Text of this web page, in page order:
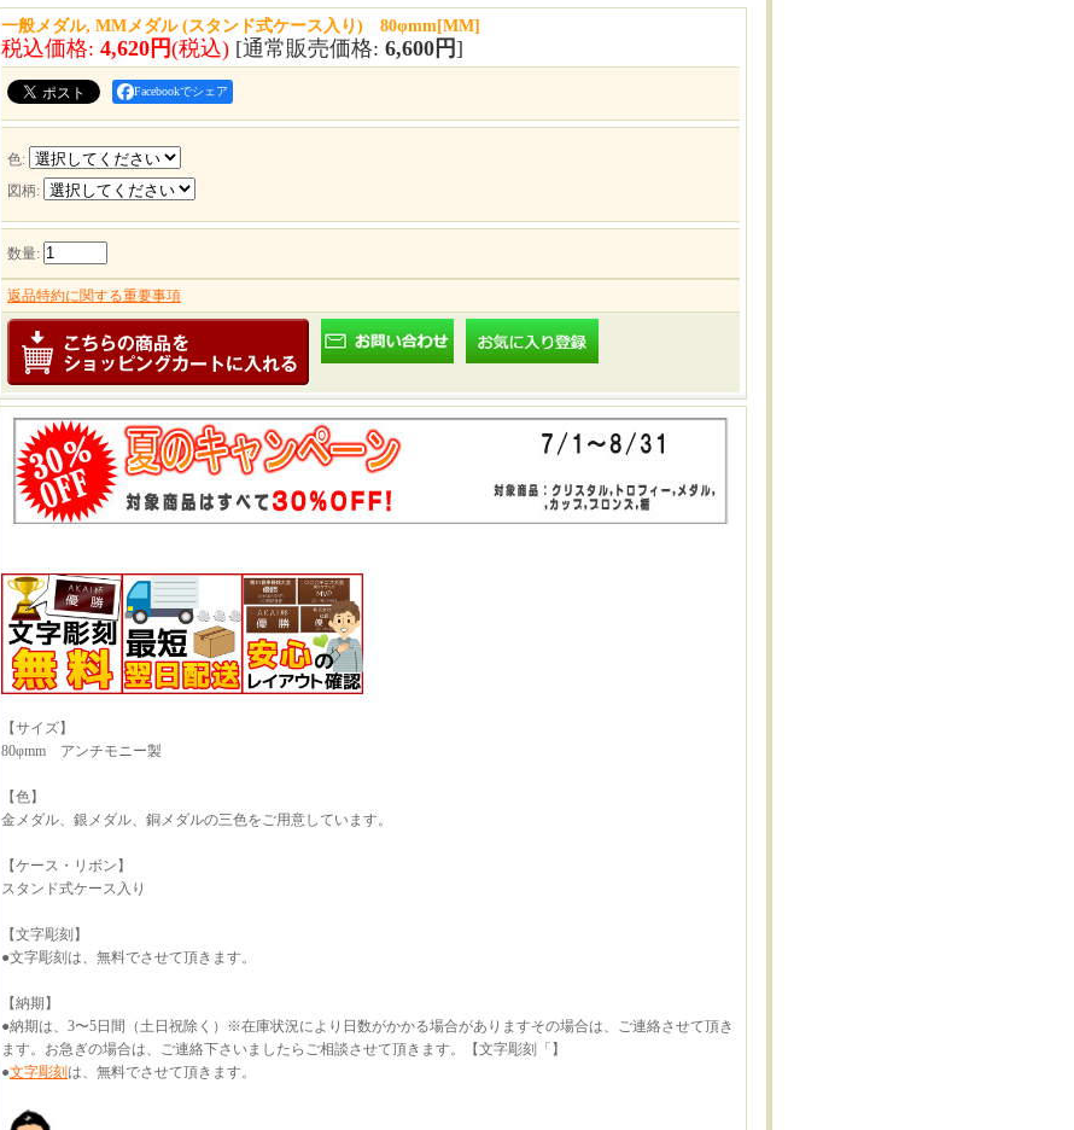
一般メダル, MMメダル (スタンド式ケース入り) 80φmm[MM]
税込価格: 4,620円(税込) [通常販売価格: 6,600円]
Facebookでシェア
色:
図柄:
数量:
返品特約に関する重要事項
【サイズ】
80φmm アンチモニー製
【色】
金メダル、銀メダル、銅メダルの三色をご用意しています。
【ケース・リボン】
スタンド式ケース入り
【文字彫刻】
●文字彫刻は、無料でさせて頂きます。
【納期】
●納期は、3〜5日間（土日祝除く）※在庫状況により日数がかかる場合がありますその場合は、ご連絡させて頂き
ます。お急ぎの場合は、ご連絡下さいましたらご相談させて頂きます。【文字彫刻「】
●文字彫刻 は、無料でさせて頂きます。